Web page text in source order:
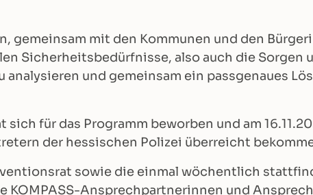
gemeinsam mit den Kommunen und den
Sicherheitsbedürfnisse, also auch die Sorgen
analysieren und gemeinsam ein passgenaues
für das Programm beworben und am
der hessischen Polizei überreicht
sowie die einmal wöchentlich
KOMPASS-Ansprechpartnerinnen und